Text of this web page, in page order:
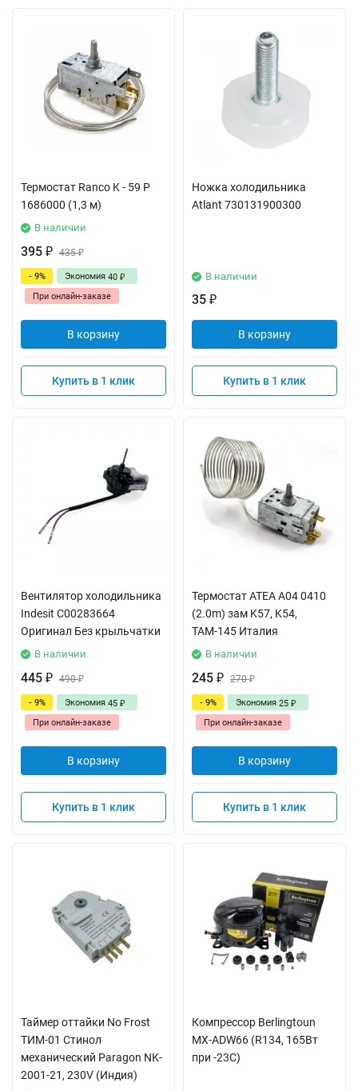
Термостат Ranco K - 59 P
1686000 (1,3 м)
В наличии
395 ₽ 435₽
- 9% Экономия 40 ₽
При онлайн-заказе
В корзину
Купить в 1 клик
Ножка холодильника
Atlant 730131900300
В наличии
35 ₽
В корзину
Купить в 1 клик
Вентилятор холодильника
Indesit C00283664
Оригинал Без крыльчатки
В наличии
445 ₽ 490₽
- 9% Экономия 45 ₽
При онлайн-заказе
В корзину
Купить в 1 клик
Термостат ATEA A04 0410
(2.0m) зам K57, K54,
ТАМ-145 Италия
В наличии
245 ₽ 270₽
- 9% Экономия 25 ₽
При онлайн-заказе
В корзину
Купить в 1 клик
Таймер оттайки No Frost
ТИМ-01 Стинол
механический Paragon NK-
2001-21, 230V (Индия)
Компрессор Berlingtoun
MX-ADW66 (R134, 165Вт
при -23С)